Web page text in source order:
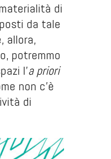
di
da tale
allora,
potremmo
l’a priori
non c’è
di